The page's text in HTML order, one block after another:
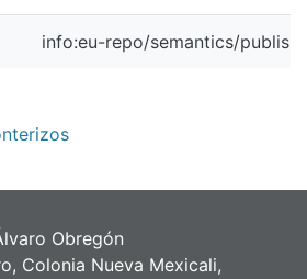
info:eu-repo/semantics/
Obregón
Colonia Nueva Mexicali,